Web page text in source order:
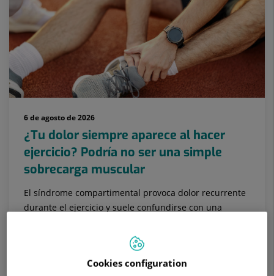
6 de agosto de 2026
¿Tu dolor siempre aparece al hacer
ejercicio? Podría no ser una simple
sobrecarga muscular
El síndrome compartimental provoca dolor recurrente
durante el ejercicio y suele confundirse con una
MEDICINA INTERNACookies configuration